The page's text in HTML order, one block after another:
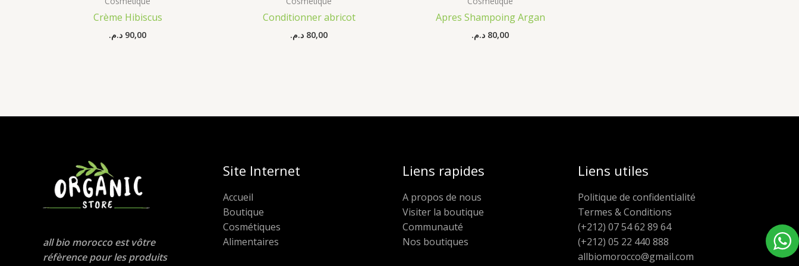
Crème Hibiscus
90,00 د.م.
Conditionner abricot
80,00 د.م.
Apres Shampoing Argan
80,00 د.م.
all bio morocco est vôtre
réfèrence pour les produits
Site Internet
Accueil
Boutique
Cosmétiques
Alimentaires
Liens rapides
A propos de nous
Visiter la boutique
Communauté
Nos boutiques
Liens utiles
Politique de confidentialité
Termes & Conditions
(+212) 07 54 62 89 64
(+212) 05 22 440 888
allbiomorocco@gmail.com